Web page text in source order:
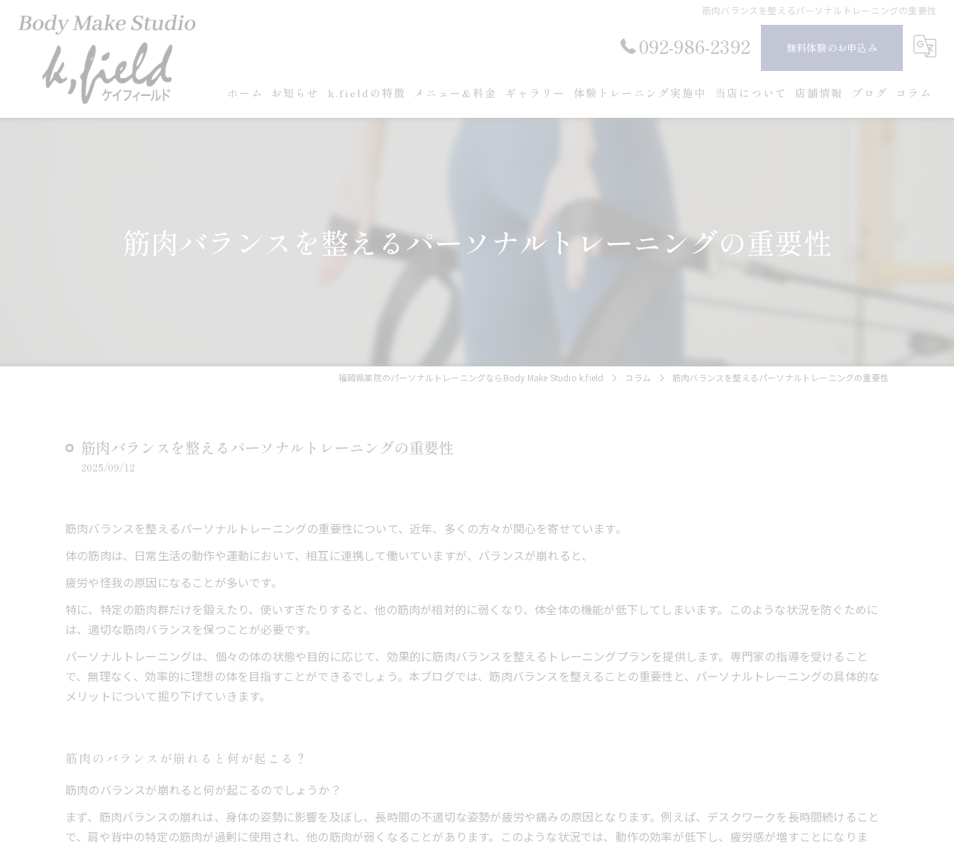
筋肉バランスを整えるパーソナルトレーニングの重要性
092-986-2392 無料体験のお申込み
ホーム お知らせ k.fieldの特徴 メニュー&料金 ギャラリー 体験トレーニング実施中 当店について
女性
店舗情報 ブログ コラム
筋肉バランスを整えるパーソナルトレーニングの重要性
福岡県薬院のパーソナルトレーニングならBody Make Studio k.field コラム 筋肉バランスを整えるパーソナルトレーニングの重要性
筋肉バランスを整えるパーソナルトレーニングの重要性
2025/09/12
筋肉バランスを整えるパーソナルトレーニングの重要性について、近年、多くの方々が関心を寄せています。
体の筋肉は、日常生活の動作や運動において、相互に連携して働いていますが、バランスが崩れると、
疲労や怪我の原因になることが多いです。
特に、特定の筋肉群だけを鍛えたり、使いすぎたりすると、他の筋肉が相対的に弱くなり、体全体の機能が低下してしまいます。このような状況を防ぐために
は、適切な筋肉バランスを保つことが必要です。
パーソナルトレーニングは、個々の体の状態や目的に応じて、効果的に筋肉バランスを整えるトレーニングプランを提供します。専門家の指導を受けること
で、無理なく、効率的に理想の体を目指すことができるでしょう。本ブログでは、筋肉バランスを整えることの重要性と、パーソナルトレーニングの具体的な
メリットについて掘り下げていきます。
筋肉のバランスが崩れると何が起こる？
筋肉のバランスが崩れると何が起こるのでしょうか？
まず、筋肉バランスの崩れは、身体の姿勢に影響を及ぼし、長時間の不適切な姿勢が疲労や痛みの原因となります。例えば、デスクワークを長時間続けること
で、肩や背中の特定の筋肉が過剰に使用され、他の筋肉が弱くなることがあります。このような状況では、動作の効率が低下し、疲労感が増すことになりま